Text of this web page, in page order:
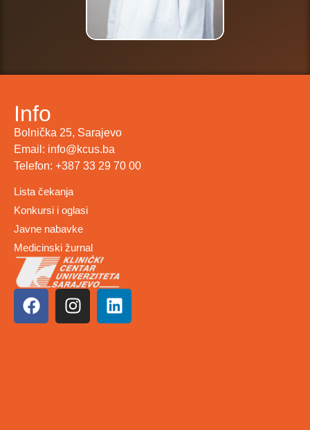
Info
Bolnička 25, Sarajevo
Email: info@kcus.ba
Telefon: +387 33 29 70 00
Lista čekanja
Konkursi i oglasi
Javne nabavke
Medicinski žurnal